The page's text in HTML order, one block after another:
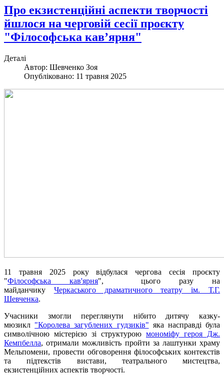
Про екзистенційні аспекти творчості
йшлося на черговій сесії проєкту
"Філософська кавʼярня"
Деталі
Автор: Шевченко Зоя
Опубліковано: 11 травня 2025
11 травня 2025 року відбулася чергова сесія проєкту
"Філософська кав'ярня", цього разу на
майданчику Черкаського драматичного театру ім. Т.Г.
Шевченка.
Учасники змогли переглянути нібито дитячу казку-
мюзикл "Королева загублених гудзиків" яка насправді була
символічною містерією зі структурою мономіфу героя Дж.
Кемпбелла, отримали можливість пройти за лаштунки храму
Мельпомени, провести обговорення філософських контекстів
та підтекстів вистави, театрального мистецтва,
екзистенційних аспектів творчості.